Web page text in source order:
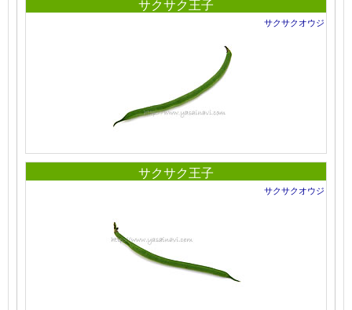
サクサク王子
サクサクオウジ
サクサク王子
サクサクオウジ